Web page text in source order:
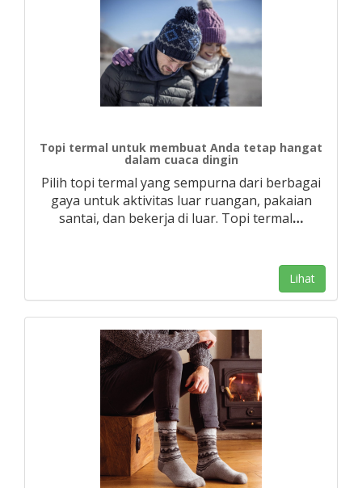
Topi termal untuk membuat Anda tetap hangat
dalam cuaca dingin
Pilih topi termal yang sempurna dari berbagai
gaya untuk aktivitas luar ruangan, pakaian
santai, dan bekerja di luar. Topi termal…
Lihat